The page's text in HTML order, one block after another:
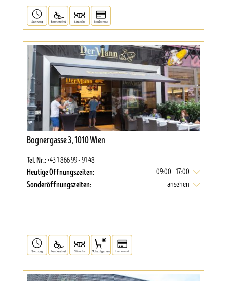
Bognergasse 3, 1010 Wien
Tel. Nr.:+43 1 866 99 - 91 48
Heutige Öffnungszeiten: 09:00 - 17:00
Sonderöffnungszeiten: ansehen